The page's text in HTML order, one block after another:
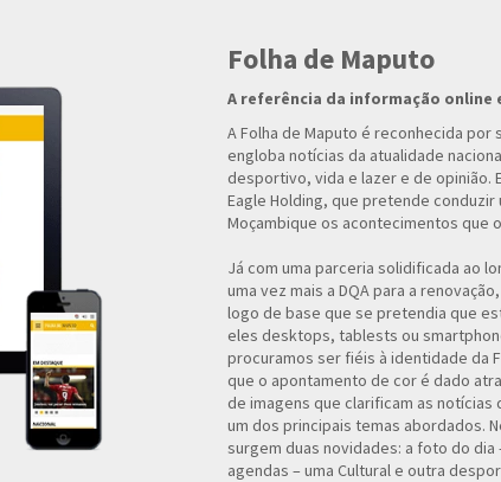
Folha de Maputo
A referência da informação online
A Folha de Maputo é reconhecida
engloba notícias da atualidade
desportivo, vida e lazer e de opinião.
Eagle Holding, que pretende
Moçambique os acontecimentos que
Já com uma parceria solidificada ao
uma vez mais a DQA para a
logo de base que se pretendia que
eles desktops, tablests ou
procuramos ser fiéis à identidade da
que o apontamento de cor é dado
de imagens que clarificam as
um dos principais temas abordados.
surgem duas novidades: a foto do
agendas – uma Cultural e outra